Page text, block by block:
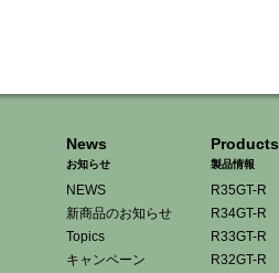
News
お知らせ
NEWS
新商品のお知らせ
Topics
キャンペーン
Products
製品情報
R35GT-R
R34GT-R
R33GT-R
R32GT-R